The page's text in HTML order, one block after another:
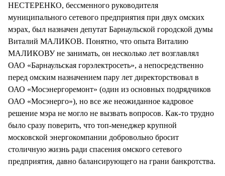
НЕСТЕРЕНКО, бессменного руководителя
муниципального сетевого предприятия при двух омских
мэрах, был назначен депутат Барнаульской городской думы
Виталий МАЛИКОВ. Понятно, что опыта Виталию
МАЛИКОВУ не занимать, он несколько лет возглавлял
ОАО «Барнаульская горэлектросеть», а непосредственно
перед омским назначением пару лет директорствовал в
ОАО «Мосэнергоремонт» (один из основных подрядчиков
ОАО «Мосэнерго»), но все же неожиданное кадровое
решение мэра не могло не вызвать вопросов. Как-то трудно
было сразу поверить, что топ-менеджер крупной
московской энергокомпании добровольно бросит
столичную жизнь ради спасения омского сетевого
предприятия, давно балансирующего на грани банкротства.